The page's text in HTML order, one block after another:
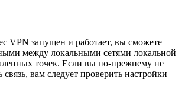
VPN запущен и работает, вы сможете
между локальными сетями локальной
точек. Если вы по-прежнему не
вам следует проверить настройки